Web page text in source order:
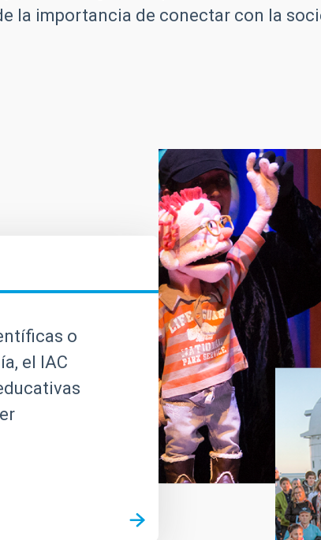
la importancia de conectar con la
o
el IAC